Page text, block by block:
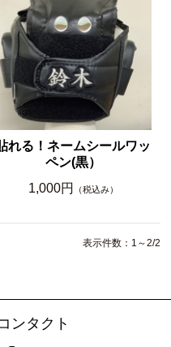
れる！ネームシールワッ
ペン(黒）
1,000円
（税込み）
表示件数：1～2/2
ンタクト